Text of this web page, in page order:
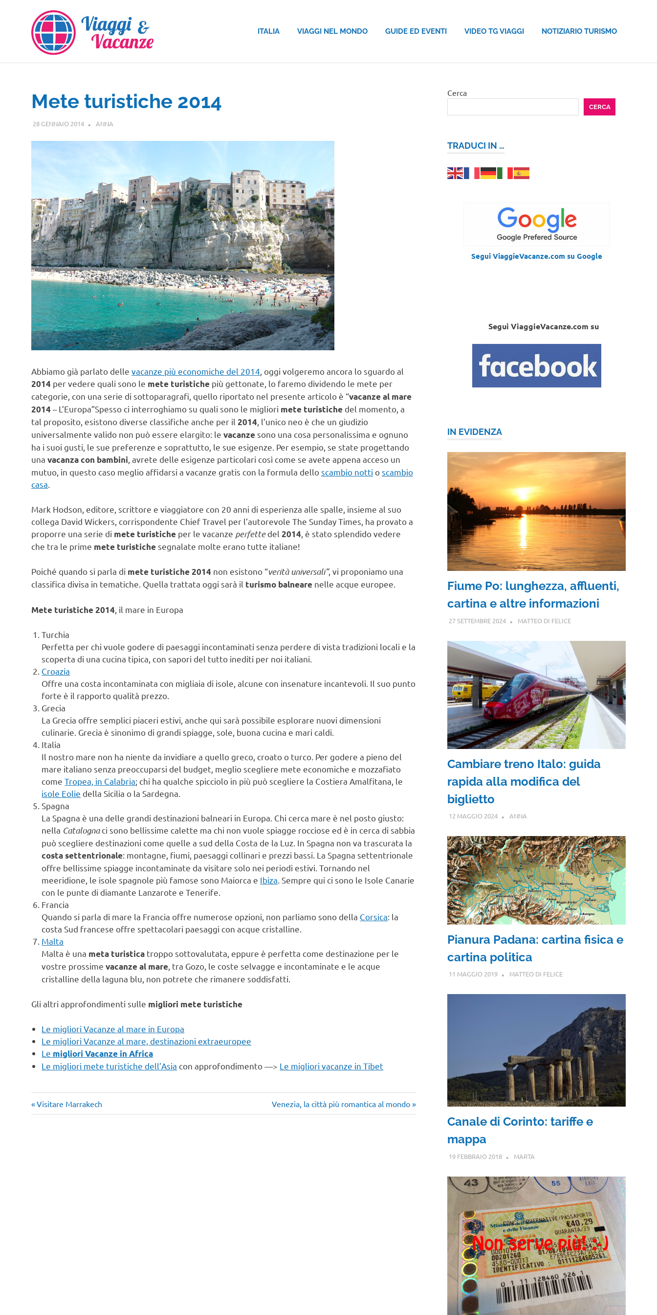
contenuto
ITALIA VIAGGI NEL MONDO GUIDE ED EVENTI VIDEO TG VIAGGI NOTIZIARIO TURISMO
Mete turistiche 2014
28 GENNAIO 2014 ANNA
Abbiamo già parlato delle vacanze più economiche del 2014, oggi volgeremo ancora lo sguardo al
2014 per vedere quali sono le mete turistiche più gettonate, lo faremo dividendo le mete per
categorie, con una serie di sottoparagrafi, quello riportato nel presente articolo è “vacanze al mare
2014– L’Europa”Spesso ci interroghiamo su quali sono le migliori mete turistiche del momento, a
tal proposito, esistono diverse classifiche anche per il 2014, l’unico neo è che un giudizio
universalmente valido non può essere elargito: le vacanze sono una cosa personalissima e ognuno
ha i suoi gusti, le sue preferenze e soprattutto, le sue esigenze. Per esempio, se state progettando
una vacanza con bambini, avrete delle esigenze particolari così come se avete appena acceso un
mutuo, in questo caso meglio affidarsi a vacanze gratis con la formula delloscambio notti oscambio
casa.
Mark Hodson, editore, scrittore e viaggiatore con 20 anni di esperienza alle spalle, insieme al suo
collega David Wickers, corrispondente Chief Travel per l’autorevole The Sunday Times, ha provato a
proporre una serie di mete turistiche per le vacanze perfettedel 2014 , è stato splendido vedere
che tra le prime mete turistiche segnalate molte erano tutte italiane!
Poiché quando si parla di mete turistiche 2014 non esistono “verità universali”, vi proponiamo una
classifica divisa in tematiche. Quella trattata oggi sarà il turismo balneare nelle acque europee.
Mete turistiche 2014 , il mare in Europa
Turchia
Perfetta per chi vuole godere di paesaggi incontaminati senza perdere di vista tradizioni locali e la
scoperta di una cucina tipica, con sapori del tutto inediti per noi italiani.
Croazia
Offre una costa incontaminata con migliaia di isole, alcune con insenature incantevoli. Il suo punto
forte è il rapporto qualità prezzo.
Grecia
La Grecia offre semplici piaceri estivi, anche qui sarà possibile esplorare nuovi dimensioni
culinarie. Grecia è sinonimo di grandi spiagge, sole, buona cucina e mari caldi.
Italia
Il nostro mare non ha niente da invidiare a quello greco, croato o turco. Per godere a pieno del
mare italiano senza preoccuparsi del budget, meglio scegliere mete economiche e mozzafiato
comeTropea, in Calabria; chi ha qualche spicciolo in più può scegliere la Costiera Amalfitana, le
isole Eolie della Sicilia o la Sardegna.
Spagna
La Spagna è una delle grandi destinazioni balneari in Europa. Chi cerca mare è nel posto giusto:
nella Catalognaci sono bellissime calette ma chi non vuole spiagge rocciose ed è in cerca di sabbia
può scegliere destinazioni come quelle a sud della Costa de la Luz. In Spagna non va trascurata la
costa settentrionale: montagne, fiumi, paesaggi collinari e prezzi bassi. La Spagna settentrionale
offre bellissime spiagge incontaminate da visitare solo nei periodi estivi. Tornando nel
meeridione, le isole spagnole più famose sono Maiorca e Ibiza. Sempre qui ci sono le Isole Canarie
con le punte di diamante Lanzarote e Tenerife.
Francia
Quando si parla di mare la Francia offre numerose opzioni, non parliamo sono della Corsica: la
costa Sud francese offre spettacolari paesaggi con acque cristalline.
Malta
Malta è una meta turistica troppo sottovalutata, eppure è perfetta come destinazione per le
vostre prossimevacanze al mare, tra Gozo, le coste selvagge e incontaminate e le acque
cristalline della laguna blu, non potrete che rimanere soddisfatti.
Gli altri approfondimenti sulle migliori mete turistiche
Le migliori Vacanze al mare in Europa
Le migliori Vacanze al mare, destinazioni extraeuropee
Le migliori Vacanze in Africa
Le migliori mete turistiche dell’Asia con approfondimento —> Le migliori vacanze in Tibet
Navigazione
Articolo
precedente:
Visitare Marrakech
Articolo
successivo:
Venezia, la città più romantica al mondo
Cerca
CERCA
TRADUCI IN …
Segui ViaggieVacanze.com su Google
Segui ViaggieVacanze.com su
IN EVIDENZA
Fiume Po: lunghezza, affluenti,
cartina e altre informazioni
27 SETTEMBRE 2024 MATTEO DI FELICE
Cambiare treno Italo: guida
rapida alla modifica del
biglietto
12 MAGGIO 2024 ANNA
Pianura Padana: cartina fisica e
cartina politica
11 MAGGIO 2019 MATTEO DI FELICE
Canale di Corinto: tariffe e
mappa
19 FEBBRAIO 2018 MARTA